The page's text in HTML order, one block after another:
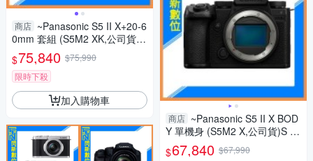
商店 ~Panasonic S5 II X+20-6
0mm 套組 (S5M2 XK,公司貨)
S5IIXK
$75,840 $75,990
限時下殺
加入購物車
商店 ~Panasonic S5 II X BOD
Y 單機身 (S5M2 X,公司貨)S 5II
$67,840 $67,990